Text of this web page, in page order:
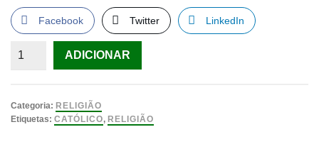
Facebook Twitter LinkedIn
Quantidade
Porque
sou
ADICIONAR
Categoria: RELIGIÃO
Etiquetas: CATÓLICO, RELIGIÃO